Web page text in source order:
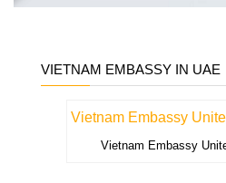
VIETNAM EMBASSY IN UAE
Vietnam Embassy